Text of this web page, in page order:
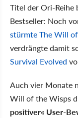
Titel der Ori-Reihe
Bestseller: Noch
stürmte The Will
verdrängte damit
Survival Evolved
Auch vier Monate
Will of the Wisps
positiver« User-